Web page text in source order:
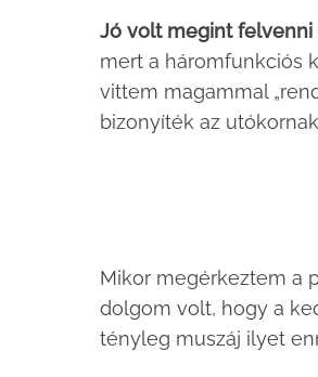
Jó volt megint felvenni
mert a háromfunkciós
vittem magammal
bizonyíték az
Mikor megérkeztem a
dolgom volt, hogy a
tényleg muszáj ilyet